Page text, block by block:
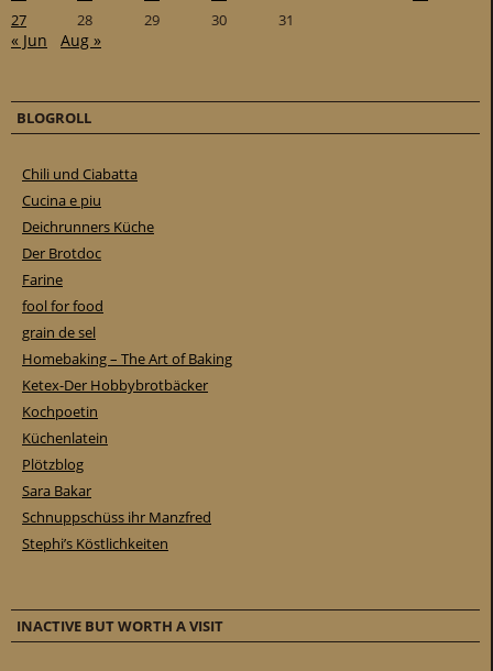
27
28 29 30 31
« Jun Aug »
BLOGROLL
Chili und Ciabatta
Cucina e piu
Deichrunners Küche
Der Brotdoc
Farine
fool for food
grain de sel
Homebaking – The Art of Baking
Ketex-Der Hobbybrotbäcker
Kochpoetin
Küchenlatein
Plötzblog
Sara Bakar
Schnuppschüss ihr Manzfred
Stephi’s Köstlichkeiten
INACTIVE BUT WORTH A VISIT